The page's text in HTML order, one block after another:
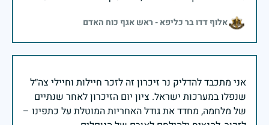
אלוף דדו בר כליפא - ראש אגף כוח האדם
אני מתכבד להדליק נר זיכרון זה לזכר חיילות וחיילי צה״ל
שנפלו במערכות ישראל. ציון יום הזיכרון לאחר שנתיים
של מלחמה, מחדד את גודל האחריות המוטלת על כתפינו –